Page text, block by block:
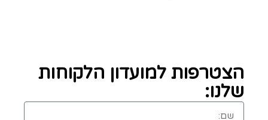
הצטרפות למועדון הלקוחות
שלנו: